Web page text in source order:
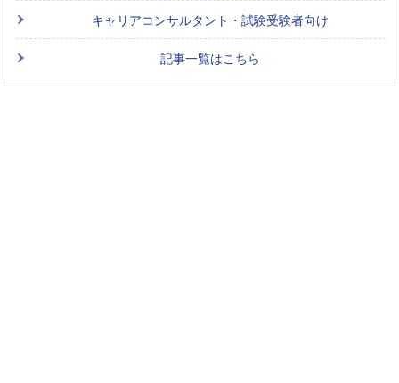
キャリアコンサルタント・試験受験者向け
記事一覧はこちら